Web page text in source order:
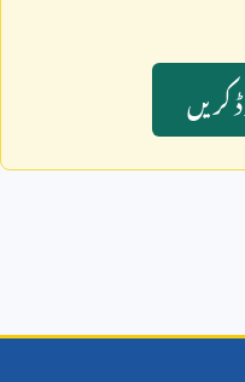
کريں